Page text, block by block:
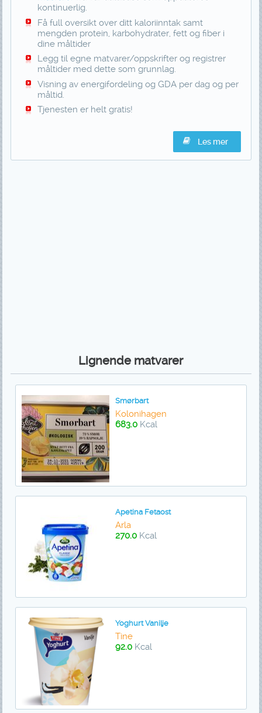
kontinuerlig.
Få full oversikt over ditt kaloriinntak samt
mengden protein, karbohydrater, fett og fiber i
dine måltider
Legg til egne matvarer/oppskrifter og registrer
måltider med dette som grunnlag.
Visning av energifordeling og GDA per dag og per
måltid.
Tjenesten er helt gratis!
Les mer
Lignende matvarer
Smørbart
Kolonihagen
683.0Kcal
Apetina Fetaost
Arla
270.0Kcal
Yoghurt Vanilje
Tine
92.0Kcal